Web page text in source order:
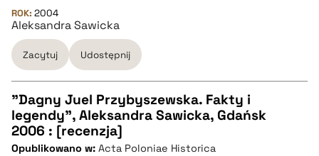
BIBTEX
pobierz cytat
ROK: 2004
Aleksandra Sawicka
Zacytuj Udostępnij
CZYSTY TEKST
"Dagny Juel Przybyszewska. Fakty i
legendy", Aleksandra Sawicka, Gdańsk
2006 : [recenzja]
Opublikowano w: Acta Poloniae Historica